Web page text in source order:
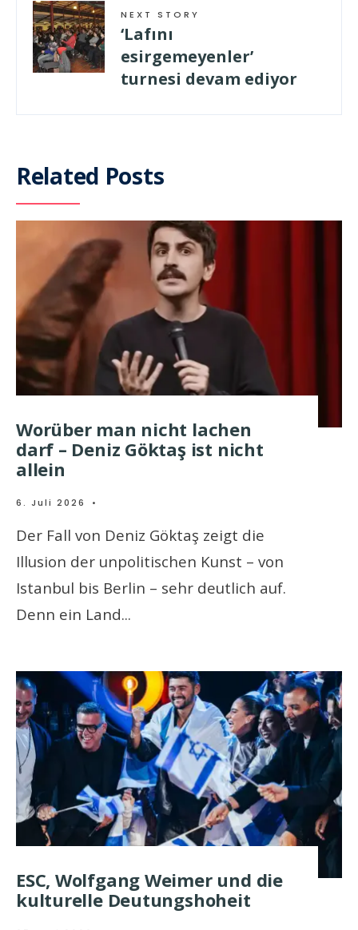
NEXT STORY
‘Lafını
esirgemeyenler’
turnesi devam ediyor
Related Posts
Worüber man nicht lachen
darf – Deniz Göktaş ist nicht
allein
6. Juli 2026 •
Der Fall von Deniz Göktaş zeigt die
Illusion der unpolitischen Kunst – von
Istanbul bis Berlin – sehr deutlich auf.
Denn ein Land...
ESC, Wolfgang Weimer und die
kulturelle Deutungshoheit